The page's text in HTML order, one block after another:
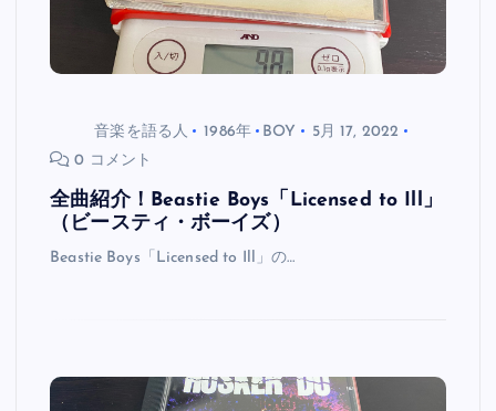
音楽を語る人 1986年 BOY
5月 17, 2022
0 コメント
全曲紹介！Beastie Boys「Licensed to Ill」
（ビースティ・ボーイズ）
Beastie Boys「Licensed to Ill」の…